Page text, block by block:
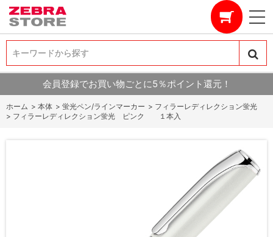
キーワードから探す
キーワードから探す
会員登録でお買い物ごとに5％ポイント還元！
ホーム > 本体 > 蛍光ペン/ラインマーカー > フィラーレディレクション蛍光
> フィラーレディレクション蛍光 ピンク １本入